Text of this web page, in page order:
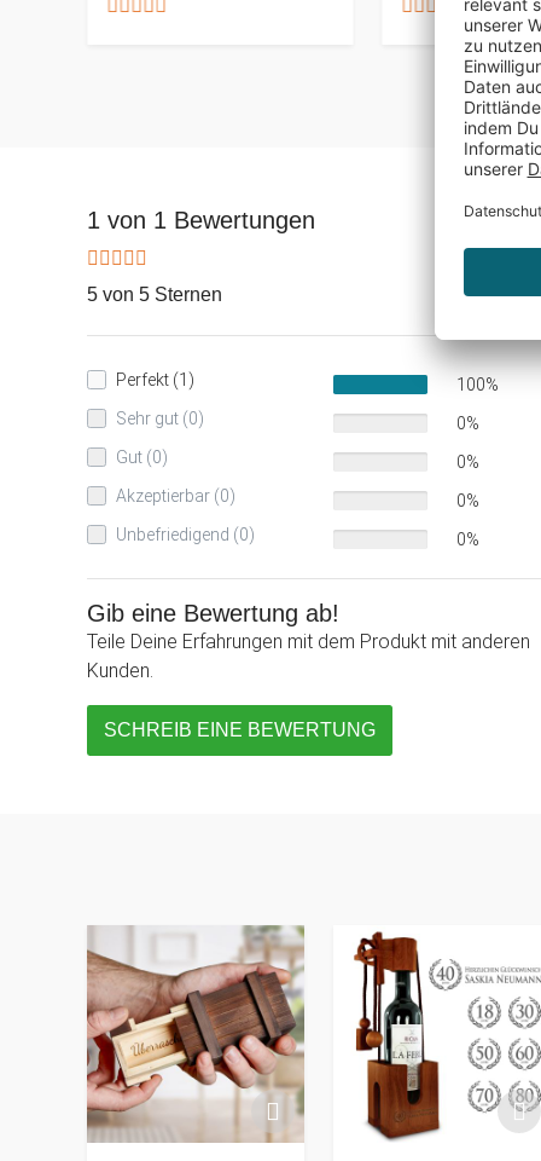
1 von 1 Bewertungen
5 von 5 Sternen
Perfekt (1)
100%
Sehr gut (0)
0%
Gut (0)
0%
Akzeptierbar (0)
0%
Unbefriedigend (0)
0%
Gib eine Bewertung ab!
Teile Deine Erfahrungen mit dem Produkt mit anderen
Kunden.
SCHREIB EINE BEWERTUNG